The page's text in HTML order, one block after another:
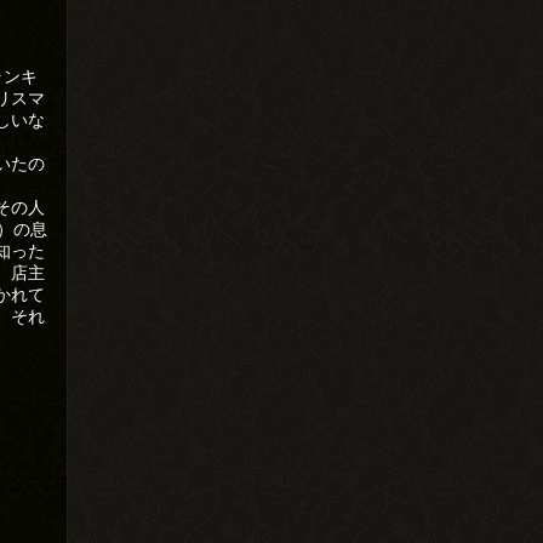
キ
スマ
いな
たの
の人
の息
った
店主
れて
それ